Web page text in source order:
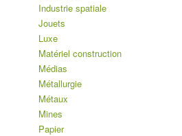
Industrie spatiale
Jouets
Luxe
Matériel construction
Médias
Métallurgie
Métaux
Mines
Papier